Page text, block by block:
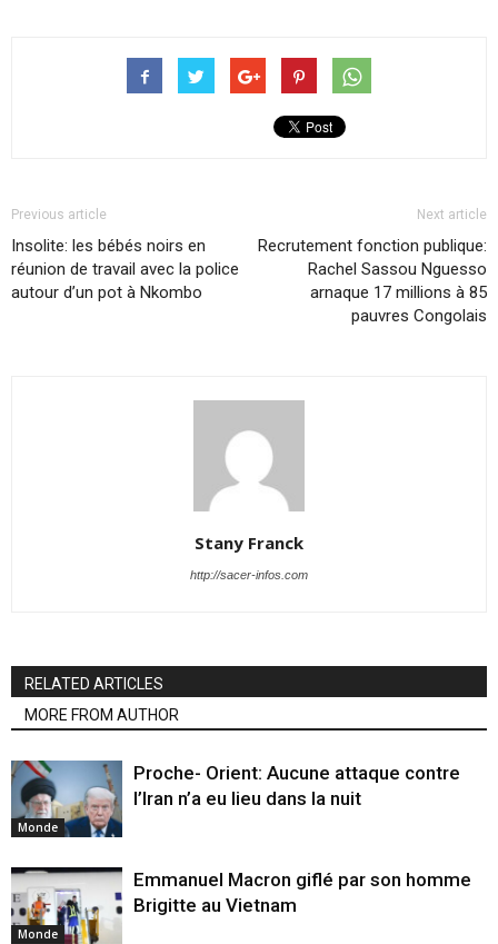
Previous article
Insolite: les bébés noirs en
réunion de travail avec la police
autour d’un pot à Nkombo
Next article
Recrutement fonction publique:
Rachel Sassou Nguesso
arnaque 17 millions à 85
pauvres Congolais
Stany Franck
http://sacer-infos.com
RELATED ARTICLES
MORE FROM AUTHOR
Monde
Proche- Orient: Aucune attaque contre
l’Iran n’a eu lieu dans la nuit
Monde
Emmanuel Macron giflé par son homme
Brigitte au Vietnam